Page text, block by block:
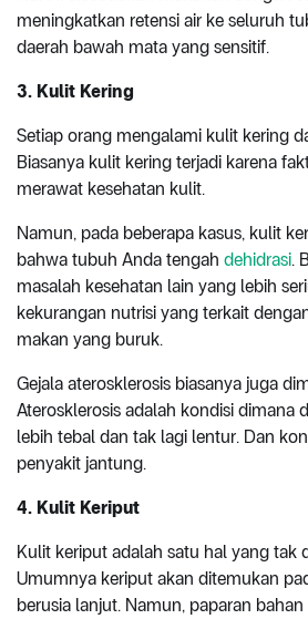
meningkatkan retensi air ke seluruh
daerah bawah mata yang sensitif.
3. Kulit Kering
Setiap orang mengalami kulit kering
Biasanya kulit kering terjadi karena
merawat kesehatan kulit.
Namun, pada beberapa kasus, kulit
bahwa tubuh Anda tengah dehidrasi.
masalah kesehatan lain yang lebih
kekurangan nutrisi yang terkait
makan yang buruk.
Gejala aterosklerosis biasanya juga
Aterosklerosis adalah kondisi dimana
lebih tebal dan tak lagi lentur. Dan
penyakit jantung.
4. Kulit Keriput
Kulit keriput adalah satu hal yang tak
Umumnya keriput akan ditemukan
berusia lanjut. Namun, paparan